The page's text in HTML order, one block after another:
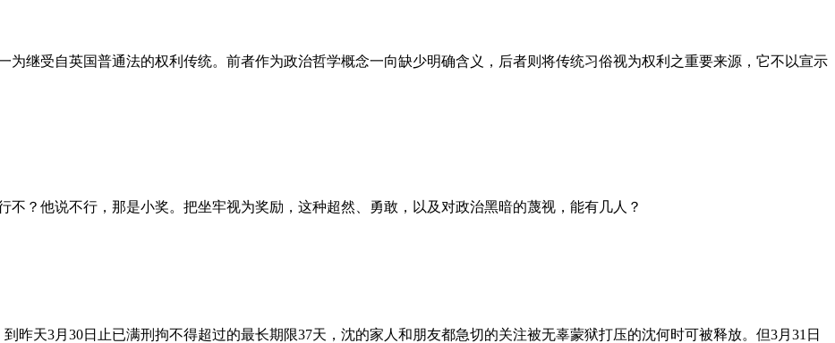
为继受自英国普通法的权利传统。前者作为政治哲学概念一向缺少明确含义，后者则将传统习俗视为权利之重要来源，它不以宣示
不？他说不行，那是小奖。把坐牢视为奖励，这种超然、勇敢，以及对政治黑暗的蔑视，能有几人？
昨天3月30日止已满刑拘不得超过的最长期限37天，沈的家人和朋友都急切的关注被无辜蒙狱打压的沈何时可被释放。但3月31日